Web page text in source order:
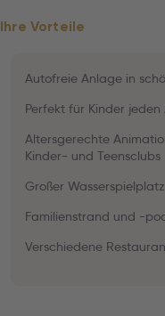
Ihre Vorteile
Autofreie Anlage in
Perfekt für Kinder jeden
Altersgerechte
Kinder- und Teensclubs
Großer Wasserspielplatz
Familienstrand und -
Verschiedene